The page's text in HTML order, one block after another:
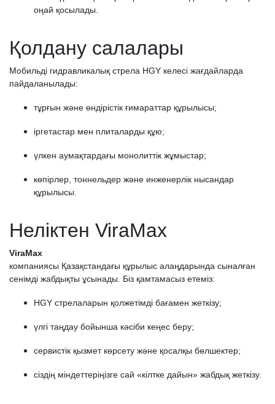
оңай қосылады.
Қолдану салалары
Мобильді гидравликалық стрела HGY келесі жағдайларда
пайдаланылады:
тұрғын және өндірістік ғимараттар құрылысы;
іргетастар мен плиталарды құю;
үлкен аумақтардағы монолиттік жұмыстар;
көпірлер, тоннельдер және инженерлік нысандар
құрылысы.
Неліктен ViraMax
ViraMax
компаниясы Қазақстандағы құрылыс алаңдарында сыналған
сенімді жабдықты ұсынады. Біз қамтамасыз етеміз:
HGY стрелаларын қолжетімді бағамен жеткізу;
үлгі таңдау бойынша кәсіби кеңес беру;
сервистік қызмет көрсету және қосалқы бөлшектер;
сіздің міндеттеріңізге сай «кілтке дайын» жабдық жеткізу.